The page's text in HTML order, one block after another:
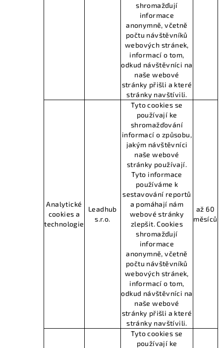
shromažďují
informace
anonymně, včetně
počtu návštěvníků
webových stránek,
informací o tom,
odkud návštěvníci na
naše webové
stránky přišli a které
stránky navštívili.
Analytické
cookies a
technologie
Leadhub
s.r.o.
Tyto cookies se
používají ke
shromažďování
informací o způsobu,
jakým návštěvníci
naše webové
stránky používají.
Tyto informace
používáme k
sestavování reportů
a pomáhají nám
webové stránky
zlepšit. Cookies
shromažďují
informace
anonymně, včetně
počtu návštěvníků
webových stránek,
informací o tom,
odkud návštěvníci na
naše webové
stránky přišli a které
stránky navštívili.
až 60
měsíců
Tyto cookies se
používají ke